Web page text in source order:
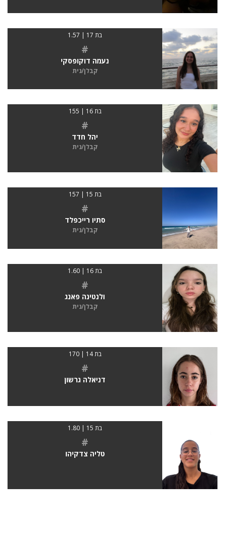
בת 17 | 1.57
#
נעמה דוקופסקי
קבלן/נית
בת 16 | 155
#
יהל חדד
קבלן/נית
בת 15 | 157
#
סתיו רייכפלד
קבלן/נית
בת 16 | 1.60
#
ולנטינה פאנג
קבלן/נית
בת 14 | 170
#
דניאלה גרשון
בת 15 | 1.80
#
טליה צדקיהו